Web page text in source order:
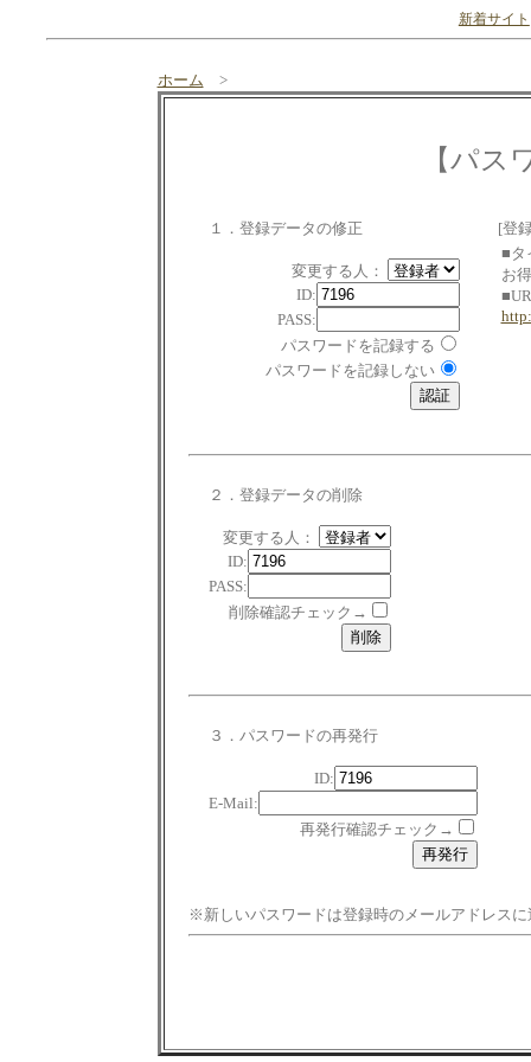
新着サイト
ホーム >
【パス
１．登録データの修正
変更する人：
ID:
PASS:
パスワードを記録する
パスワードを記録しない
[登
■タ
お
２．登録データの削除
変更する人：
ID:
PASS:
削除確認チェック→
３．パスワードの再発行
ID:
E-Mail:
再発行確認チェック→
※新しいパスワードは登録時のメールアドレスに